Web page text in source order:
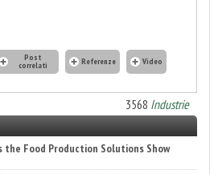
Post
correlati Referenze Video
3568 Industrie
Food Production Solutions Show